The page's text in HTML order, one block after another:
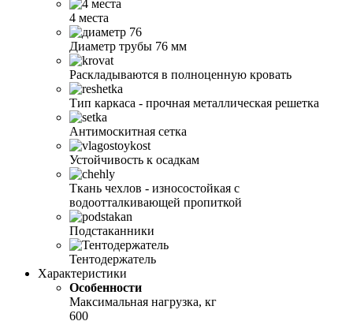
4 места
Диаметр трубы 76 мм
Раскладываются в полноценную кровать
Тип каркаса - прочная металлическая решетка
Антимоскитная сетка
Устойчивость к осадкам
Ткань чехлов - износостойкая с
водоотталкивающей пропиткой
Подстаканники
Тентодержатель
Характеристики
Особенности
Максимальная нагрузка, кг
600